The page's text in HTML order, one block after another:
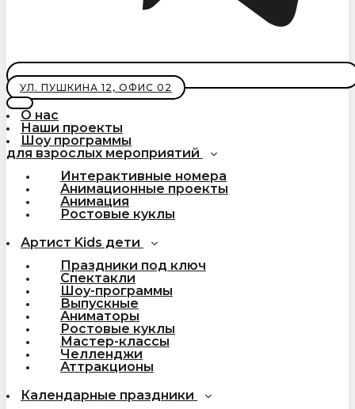
УЛ. ПУШКИНА 12, ОФИС 02
О нас
Наши проекты
Шоу программы
для взрослых мероприятий
Интерактивные номера
Анимационные проекты
Анимация
Ростовые куклы
Артист Kids дети
Праздники под ключ
Спектакли
Шоу-программы
Выпускные
Аниматоры
Ростовые куклы
Мастер-классы
Челленджи
Аттракционы
Календарные праздники